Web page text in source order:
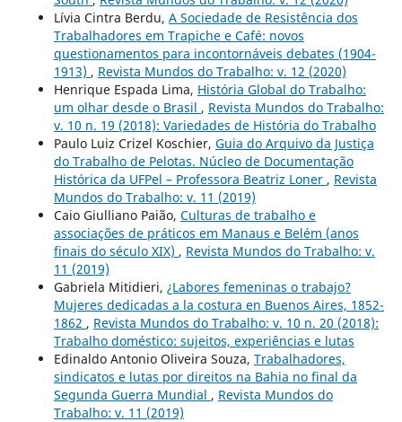
Lívia Cintra Berdu, A Sociedade de Resistência dos
Trabalhadores em Trapiche e Café: novos
questionamentos para incontornáveis debates (1904-
1913) , Revista Mundos do Trabalho: v. 12 (2020)
Henrique Espada Lima, História Global do Trabalho:
um olhar desde o Brasil , Revista Mundos do Trabalho:
v. 10 n. 19 (2018): Variedades de História do Trabalho
Paulo Luiz Crizel Koschier, Guia do Arquivo da Justiça
do Trabalho de Pelotas. Núcleo de Documentação
Histórica da UFPel – Professora Beatriz Loner , Revista
Mundos do Trabalho: v. 11 (2019)
Caio Giulliano Paião, Culturas de trabalho e
associações de práticos em Manaus e Belém (anos
finais do século XIX) , Revista Mundos do Trabalho: v.
11 (2019)
Gabriela Mitidieri, ¿Labores femeninas o trabajo?
Mujeres dedicadas a la costura en Buenos Aires, 1852-
1862 , Revista Mundos do Trabalho: v. 10 n. 20 (2018):
Trabalho doméstico: sujeitos, experiências e lutas
Edinaldo Antonio Oliveira Souza, Trabalhadores,
sindicatos e lutas por direitos na Bahia no final da
Segunda Guerra Mundial , Revista Mundos do
Trabalho: v. 11 (2019)